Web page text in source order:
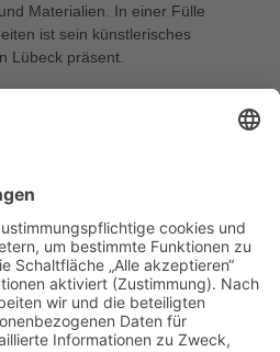
Materialien. In einer Fülle
ist sein künstlerisches
Lübeck präsent.
49, ehem.